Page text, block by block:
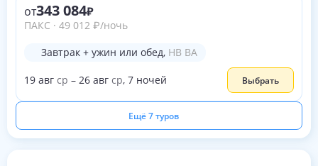
от343 084
ПАКС · 49 012 ₽/ночь
Завтрак + ужин или обед, HB BA
19 авг ср – 26 авг ср, 7 ночей Выбрать
Ещё 7 туров